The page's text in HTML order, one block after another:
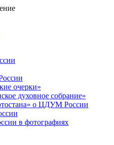
очерки»
духовное собрание»
о ЦДУМ России
в фотографиях